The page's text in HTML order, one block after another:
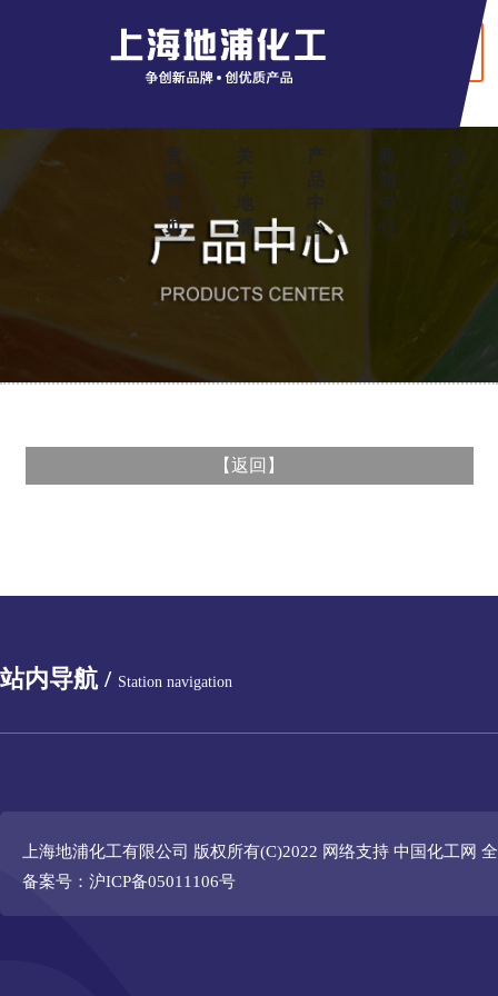
官
网
首
页
关
于
地
浦
产
品
中
心
新
闻
中
心
加
入
我
们
【返回 】
站内导航 / Station navigation
上海地浦化工有限公司 版权所有(C)2022 网络支持 中国化工网
备案号：沪ICP备05011106号